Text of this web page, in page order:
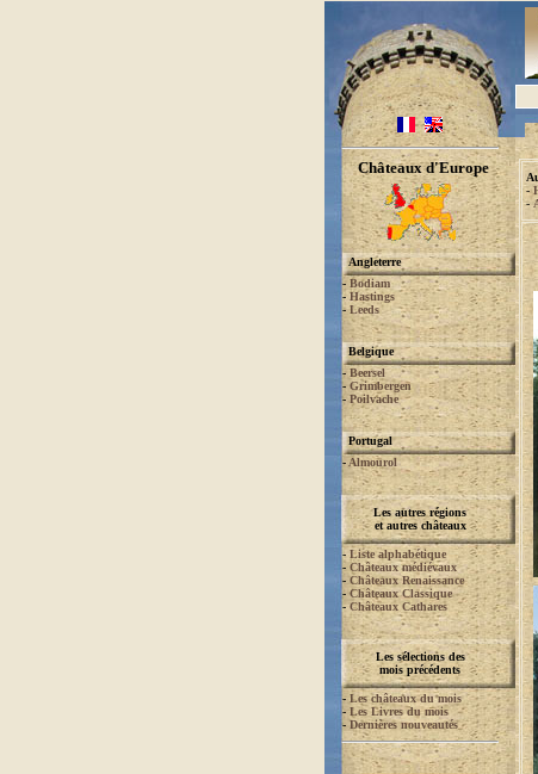
Châteaux d'Europe
Angleterre
- Bodiam
- Hastings
- Leeds
Belgique
- Beersel
- Grimbergen
-Poilvache
Portugal
- Almourol
Les autres régions
et autres châteaux
- Liste alphabétique
- Châteaux médiévaux
- Châteaux Renaissance
- Châteaux Classique
-Châteaux Cathares
Les sélections des
mois précédents
- Les châteaux du mois
- Les Livres du mois
- Dernières nouveautés
-
-